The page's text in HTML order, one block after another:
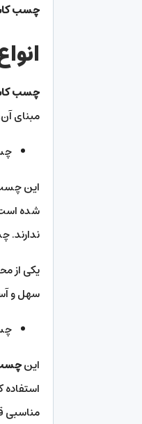
چسب
چسب
مبنای
این
شده
ندارند.
یکی از
سهل و
این
استفاده
مناسبی